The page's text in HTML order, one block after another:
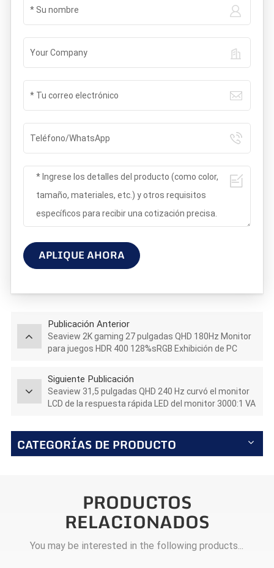
APLIQUE AHORA
Publicación Anterior
Seaview 2K gaming 27 pulgadas QHD 180Hz Monitor
para juegos HDR 400 128%sRGB Exhibición de PC
Siguiente Publicación
Seaview 31,5 pulgadas QHD 240 Hz curvó el monitor
LCD de la respuesta rápida LED del monitor 3000:1 VA
CATEGORÍAS DE PRODUCTO
PRODUCTOS
RELACIONADOS
You may be interested in the following products...